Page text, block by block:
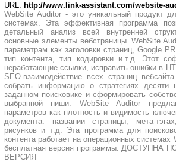
URL: http://www.link-assistant.com/website-
WebSite Auditor - это уникальный продукт
системах. Эта эффективная программа
детальный анализ всей внутренней
основные элементы вебстраницы. WebSite
параметрам как заголовки страниц, Google
тип контента, тип кодировки и.т.д. Этот
неработающие ссылки, исправить ошибки в
SEO-взаимодействие всех страниц
собрать информацию о стратегиях десяти
заданном поисковике и сформировать
выбранной ниши. WebSite Auditor
параметров как плотность и видимость
документа: названии страницы, мета-
рисунков и т.д. Эта программа для
контента работает на операционных
бесплатная версия программы.
ВЕРСИЯ